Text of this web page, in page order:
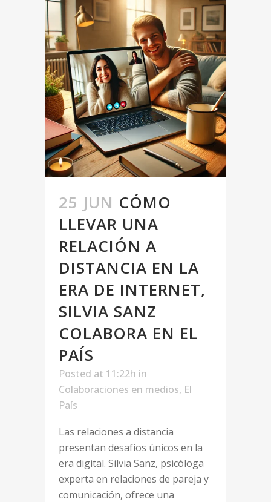
25 JUN CÓMO
LLEVAR UNA
RELACIÓN A
DISTANCIA EN LA
ERA DE INTERNET,
SILVIA SANZ
COLABORA EN EL
PAÍS
Posted at 11:22h in
Colaboraciones en medios, El
País
Las relaciones a distancia
presentan desafíos únicos en la
era digital. Silvia Sanz, psicóloga
experta en relaciones de pareja y
comunicación, ofrece una